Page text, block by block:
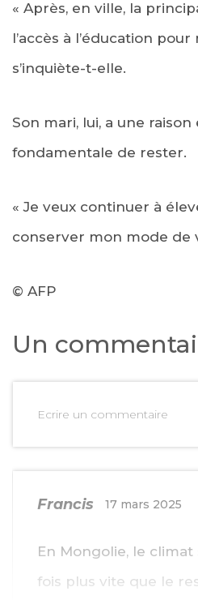
« Après, en ville, la
l’accès à l’éducation
s’inquiète-t-elle.
Son mari, lui, a une
fondamentale de rester.
« Je veux continuer à
conserver mon mode de
© AFP
Un
Ecrire un commentaire
Francis 17 mars 2025
En Mongolie, le
fois plus vite que le